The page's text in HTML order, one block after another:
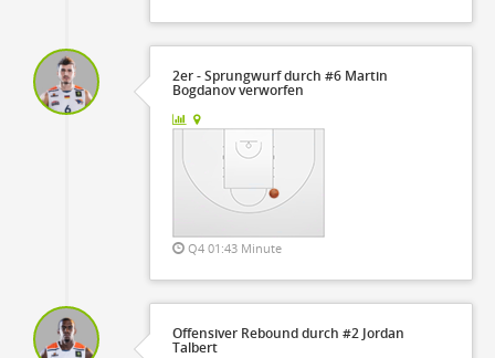
2er - Sprungwurf durch #6 Martin
Bogdanov verworfen
Q4 01:43 Minute
Offensiver Rebound durch #2 Jordan
Talbert